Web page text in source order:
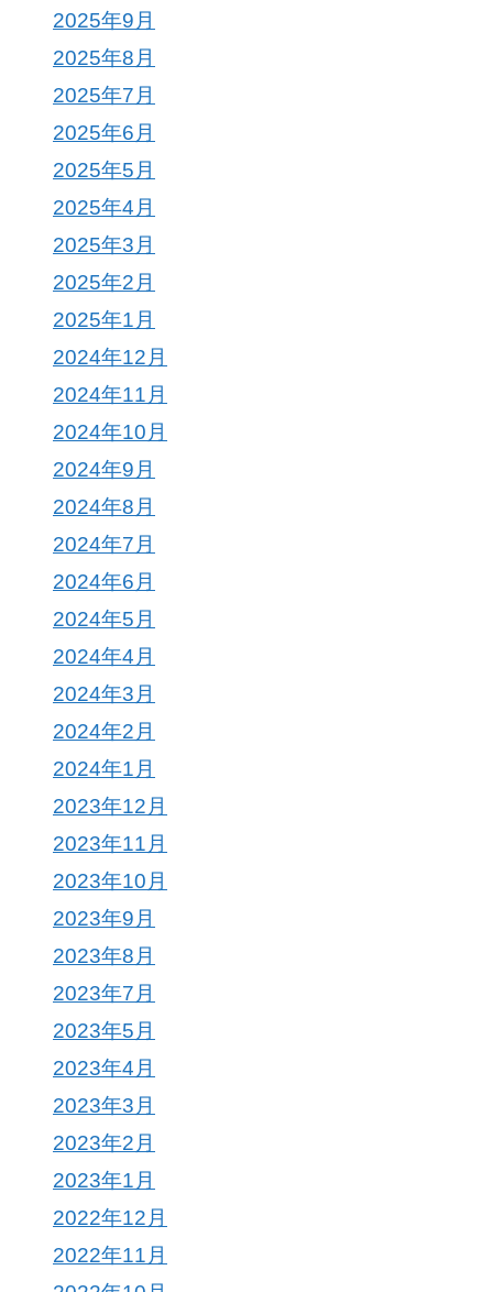
2025年9月
2025年8月
2025年7月
2025年6月
2025年5月
2025年4月
2025年3月
2025年2月
2025年1月
2024年12月
2024年11月
2024年10月
2024年9月
2024年8月
2024年7月
2024年6月
2024年5月
2024年4月
2024年3月
2024年2月
2024年1月
2023年12月
2023年11月
2023年10月
2023年9月
2023年8月
2023年7月
2023年5月
2023年4月
2023年3月
2023年2月
2023年1月
2022年12月
2022年11月